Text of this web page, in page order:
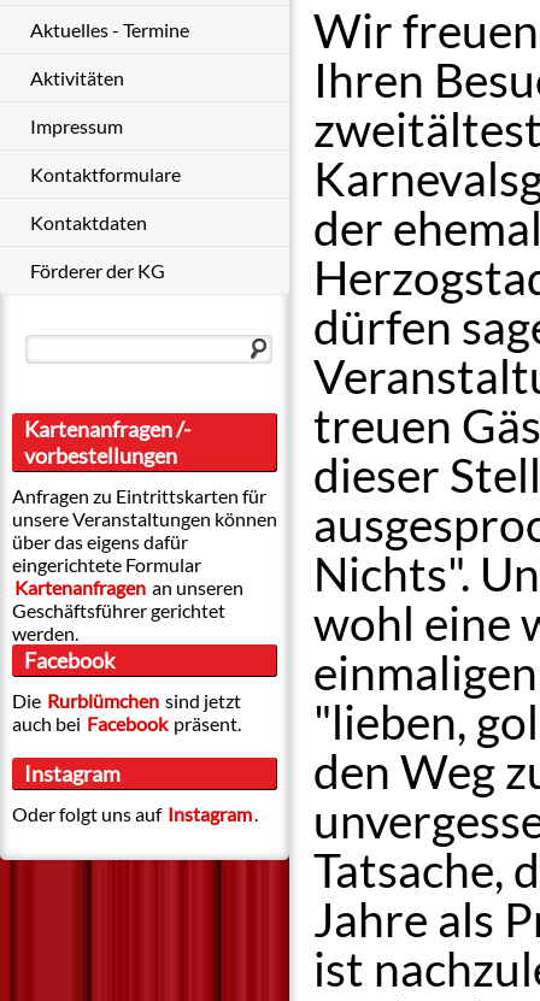
Aktuelles - Termine
Aktivitäten
Impressum
Kontaktformulare
Kontaktdaten
Förderer der KG
Kartenanfragen /-
vorbestellungen
Anfragen zu Eintrittskarten für
unsere Veranstaltungen können
über das eigens dafür
eingerichtete Formular
Kartenanfragen an unseren
Geschäftsführer gerichtet
werden.
Facebook
Die Rurblümchen sind jetzt
auch bei Facebook präsent.
Instagram
Oder folgt uns auf Instagram.
Wir
Ihren
der
dürfen
treuen
dieser
Nichts".
wohl eine
"lieben,
den Weg
Tatsache,
Jahre als
ist